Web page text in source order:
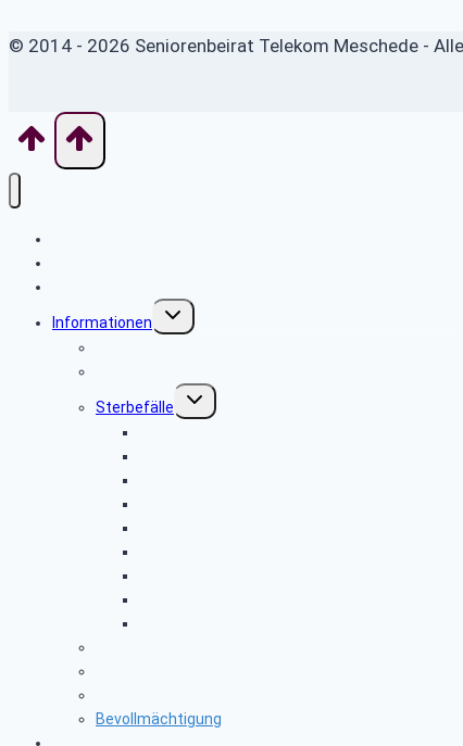
© 2014 - 2026 Seniorenbeirat Telekom Meschede -
Informationen
Untermenü
umschalten
Sterbefälle
Untermenü
umschalten
Bevollmächtigung